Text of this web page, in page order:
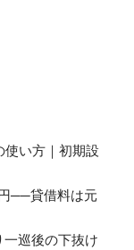
い方｜初期設
──貸借料は元
巡後の下抜け